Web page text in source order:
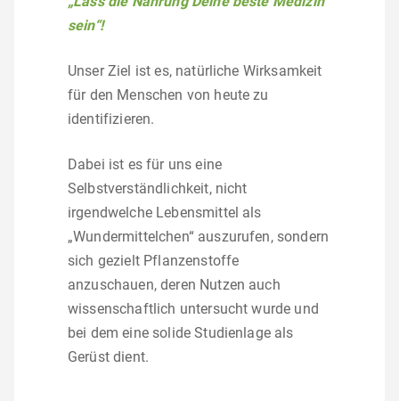
sein“!
Unser Ziel ist es, natürliche Wirksamkeit
für den Menschen von heute zu
identifizieren.
Dabei ist es für uns eine
Selbstverständlichkeit, nicht
irgendwelche Lebensmittel als
„Wundermittelchen“ auszurufen, sondern
sich gezielt Pflanzenstoffe
anzuschauen, deren Nutzen auch
wissenschaftlich untersucht wurde und
bei dem eine solide Studienlage als
Gerüst dient.